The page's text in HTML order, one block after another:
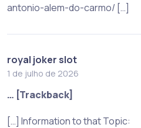
antonio-alem-do-carmo/ […]
royal joker slot
1 de julho de 2026
… [Trackback]
[…] Information to that Topic: